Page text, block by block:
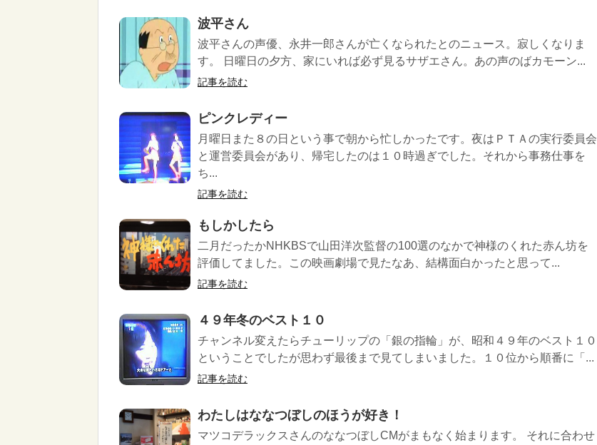
波平さん
波平さんの声優、永井一郎さんが亡くなられたとのニュース。寂しくなりま
す。 日曜日の夕方、家にいれば必ず見るサザエさん。あの声のばカモーン...
記事を読む
ピンクレディー
月曜日また８の日という事で朝から忙しかったです。夜はＰＴＡの実行委員会
と運営委員会があり、帰宅したのは１０時過ぎでした。それから事務仕事を
ち...
記事を読む
もしかしたら
二月だったかNHKBSで山田洋次監督の100選のなかで神様のくれた赤ん坊を
評価してました。この映画劇場で見たなあ、結構面白かったと思って...
記事を読む
４９年冬のベスト１０
チャンネル変えたらチューリップの「銀の指輪」が、昭和４９年のベスト１０
ということでしたが思わず最後まで見てしまいました。１０位から順番に「...
記事を読む
わたしはななつぼしのほうが好き！
マツコデラックスさんのななつぼしCMがまもなく始まります。 それに合わせ